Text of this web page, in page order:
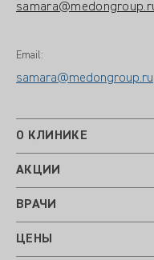
Email:
samara@medongroup.ru
О КЛИНИКЕ
АКЦИИ
ВРАЧИ
ЦЕНЫ